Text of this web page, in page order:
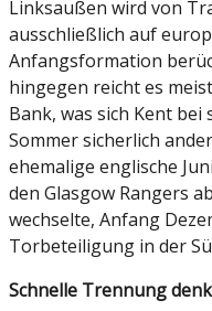
Linksaußen wird von
ausschließlich auf
Anfangsformation
hingegen reicht es
Bank, was sich Kent
Sommer sicherlich
ehemalige englische
den Glasgow Rangers
wechselte, Anfang
Torbeteiligung in der
Schnelle Trennung